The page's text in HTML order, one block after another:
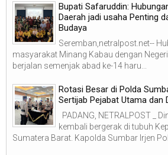
Bupati Safaruddin:
Daerah jadi usaha Penting
Budaya
Seremban,netralpost.net--
masyarakat Minang Kabau dengan
berjalan semenjak abad ke-14 haru...
Rotasi Besar di Polda
Sertijab Pejabat Utama dan
PADANG, NETRALPOST _
kembali bergerak di tubuh
Sumatera Barat. Kapolda Sumbar Irjen Pol